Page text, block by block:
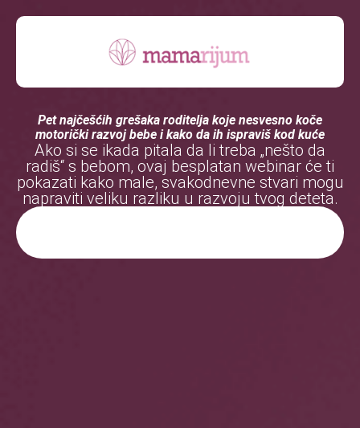
Pet najčešćih grešaka roditelja koje nesvesno koče
motorički razvoj bebe i kako da ih ispraviš kod kuće
Ako si se ikada pitala da li treba „nešto da
radiš“ s bebom, ovaj besplatan webinar će ti
pokazati kako male, svakodnevne stvari mogu
napraviti veliku razliku u razvoju tvog deteta.